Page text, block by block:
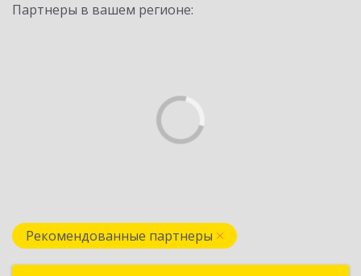
Партнеры в вашем регионе:
Рекомендованные партнеры